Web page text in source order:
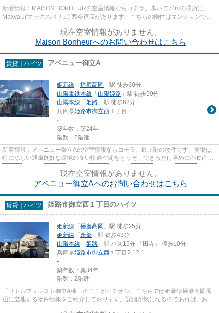
新着情報：MAISON BONHEURの空室情報ならコチラ。歩いて74mの場所に、
Maxvalu(マックスバリュ) 西今宿店があります。こちらの物件はマンションで
す。駅までのアクセスが良い、徒歩12分...
現在空室情報がありません。
Maison Bonheurへのお問い合わせはこちら
賃貸｜ハイツ アベニュー御立A
姫新線 「播磨高岡 」駅 徒歩30分
山陽電鉄本線 「山陽姫路 」駅 徒歩59分
山陽本線 「姫路 」駅 徒歩62分
兵庫県姫路市御立西 １丁目
-
築年数：築24年
階数：2階建
新着情報：アベニュー御立Aの空室情報ならコチラ。最上階の物件です。夏場は
特に涼しい通風良好な環境の良い快適空間をどうぞ。できるだけ早めに不動産情
報を集めたい方は当社スタッフ...
現在空室情報がありません。
アベニュー御立Aへのお問い合わせはこちら
賃貸｜ハイツ 姫路市御立西１丁目のハイツ
姫新線 「播磨高岡 」駅 徒歩25分
姫新線 「余部 」駅 徒歩43分
山陽本線 「姫路 」駅 バス15分 「田寺」 停歩10分
兵庫県姫路市御立西 １丁目2-12-1
-
築年数：築34年
階数：2階建
「リトルフォレスト御立A棟」のここがイチオシ。こちらでは姫新線播磨高岡周
辺に立地する物件情報をご紹介しております。詳細が気になるのであれば、お気
軽にお問い合わせください。